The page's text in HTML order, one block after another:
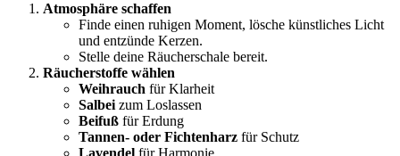
Atmosphäre schaffen
Finde einen ruhigen Moment, lösche künstliches Licht
und entzünde Kerzen.
Stelle deine Räucherschale bereit.
Räucherstoffe wählen
Weihrauch für Klarheit
Salbei zum Loslassen
Beifuß für Erdung
Tannen- oder Fichtenharz für Schutz